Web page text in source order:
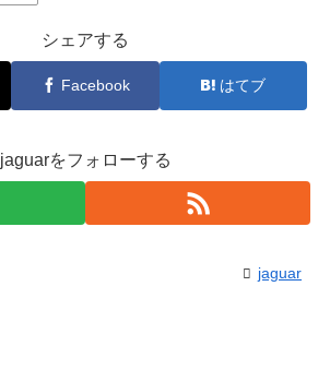
シェアする
Facebook はてブ
jaguarをフォローする
jaguar